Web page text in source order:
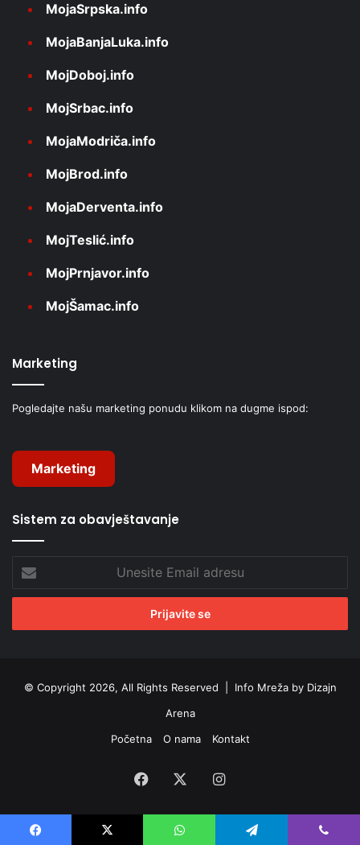
MojaSrpska.info
MojaBanjaLuka.info
MojDoboj.info
MojSrbac.info
MojaModriča.info
MojBrod.info
MojaDerventa.info
MojTeslić.info
MojPrnjavor.info
MojŠamac.info
Marketing
Pogledajte našu marketing ponudu klikom na dugme ispod:
Marketing
Sistem za obavještavanje
Email
adresu
© Copyright 2026, All Rights Reserved | Info Mreža by Dizajn
Arena
Početna
O nama Kontakt
Facebook Instagram